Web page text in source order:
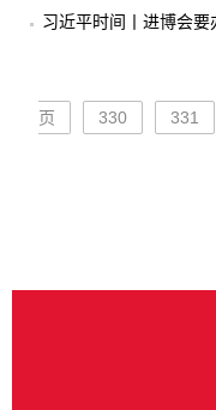
习近平时间丨进博会
页
330 331